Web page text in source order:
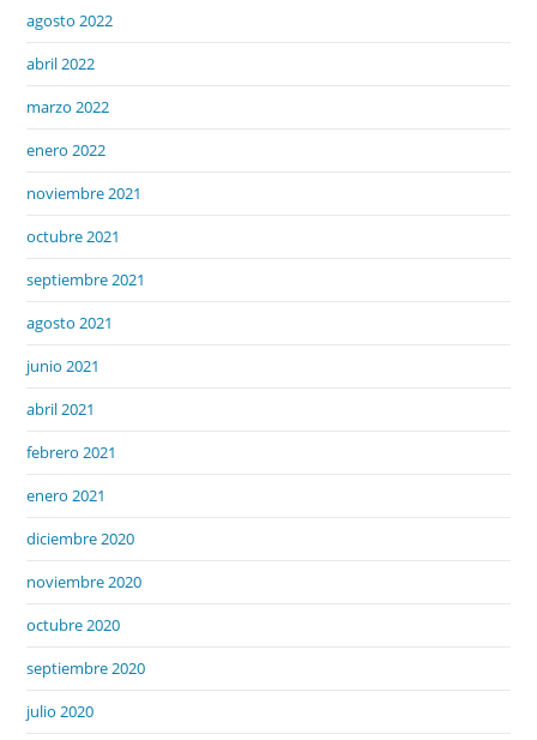
agosto 2022
abril 2022
marzo 2022
enero 2022
noviembre 2021
octubre 2021
septiembre 2021
agosto 2021
junio 2021
abril 2021
febrero 2021
enero 2021
diciembre 2020
noviembre 2020
octubre 2020
septiembre 2020
julio 2020